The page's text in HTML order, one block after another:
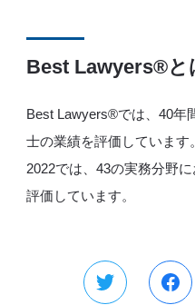
Best Lawyers®️と
Best Lawyers®️では、40年
士の業績を評価しています
2022では、43の実務分野
評価しています。